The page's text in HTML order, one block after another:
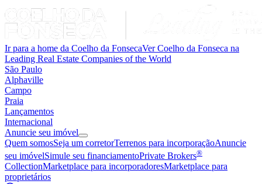
Ir para a home da Coelho da FonsecaVer Coelho da Fonseca na
Leading Real Estate Companies of the World
São Paulo
Alphaville
Campo
Praia
Lançamentos
Internacional
Anuncie seu imóvel
Quem somosSeja um corretorTerrenos para incorporaçãoAnuncie
seu imóvelSimule seu financiamentoPrivate Brokers®
CollectionMarketplace para incorporadoresMarketplace para
proprietários